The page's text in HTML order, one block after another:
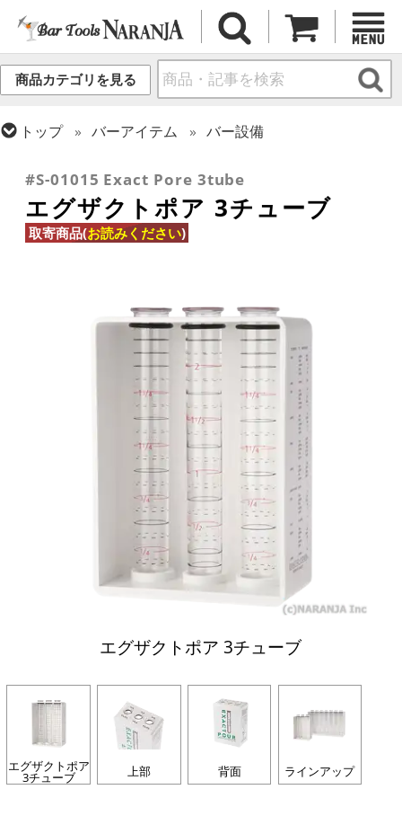
商品カテゴリを見る
トップ バーアイテム
バー設備
#S-01015 Exact Pore 3tube
エグザクトポア 3チューブ
取寄商品(お読みください)
エグザクトポア 3チューブ
エグザクトポア
3チューブ 上部 背面 ラインアップ